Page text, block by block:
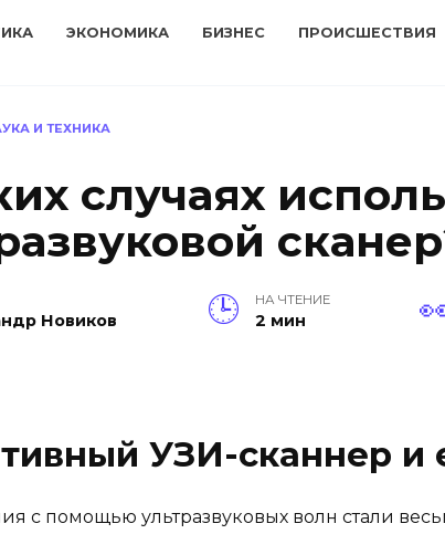
ЭКОНОМИКА БИЗНЕС ПРОИСШЕСТВИЯ
И ТЕХНИКА
случаях
Новиков
НА ЧТЕНИЕ
2 мин
УЗИ-сканнер и
с помощью ультразвуковых волн стали